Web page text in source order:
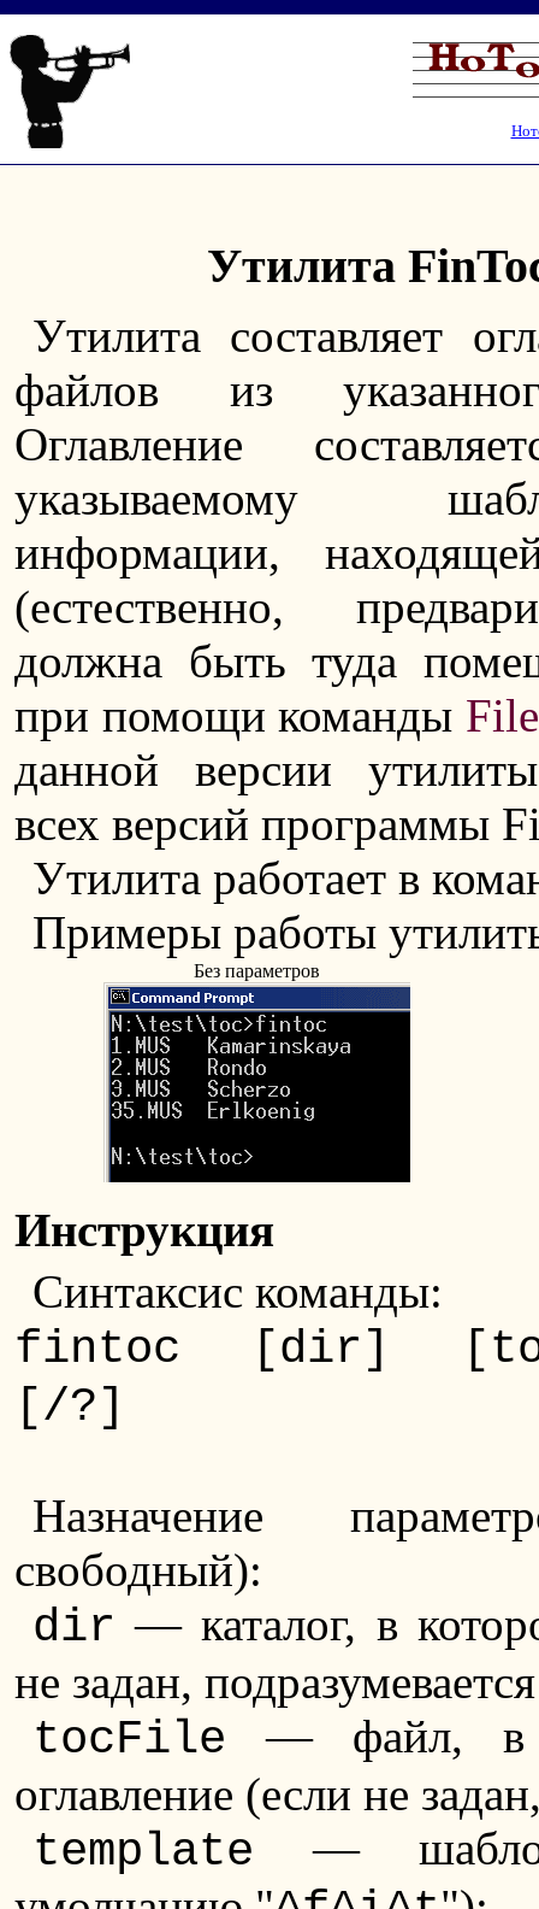
Утилита
Утилита составляет
файлов из
Оглавление
указываемому
информации,
(естественно,
должна быть туда
при помощи команды
данной версии
всех версий программы
Утилита работает в
Примеры работы
Без параметров
Инструкция
Синтаксис команды:
fintoc [dir]
[/?]
Назначение
свободный):
dir — каталог, в
не задан,
tocFile — файл, в
оглавление (если не
template — шаблон